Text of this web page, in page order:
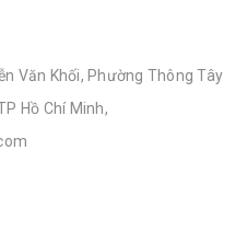
Văn Khối, Phường Thông Tây
Hồ Chí Minh,